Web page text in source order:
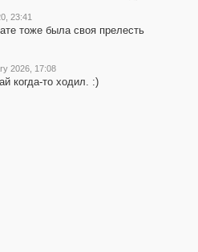
23:41
тоже была своя прелесть
2026, 17:08
когда-то ходил. :)